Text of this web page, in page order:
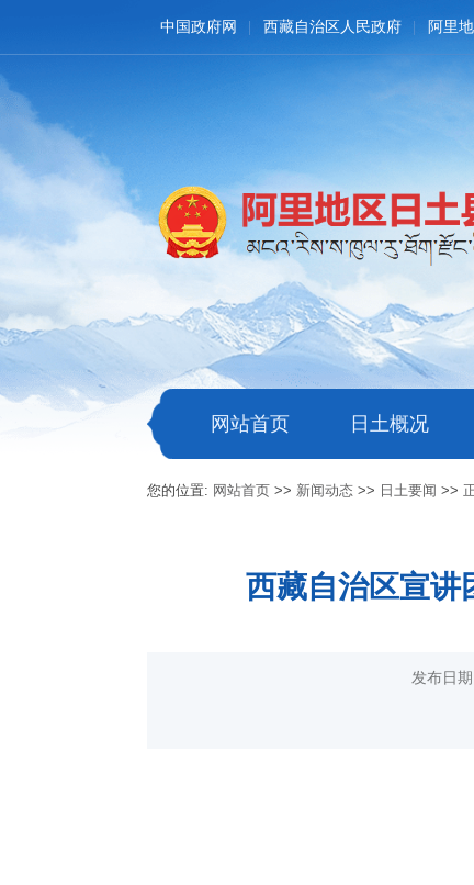
中国政府网 西藏自治区人民政府 阿里
网站首页 日土概况
您的位置: 网站首页 >> 新闻动态 >> 日土要闻 >>
西藏自治区宣讲
发布日